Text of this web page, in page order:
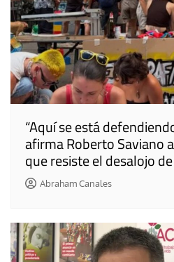
“Aquí se está
afirma Roberto Saviano
que resiste el desalojo
Abraham Canales